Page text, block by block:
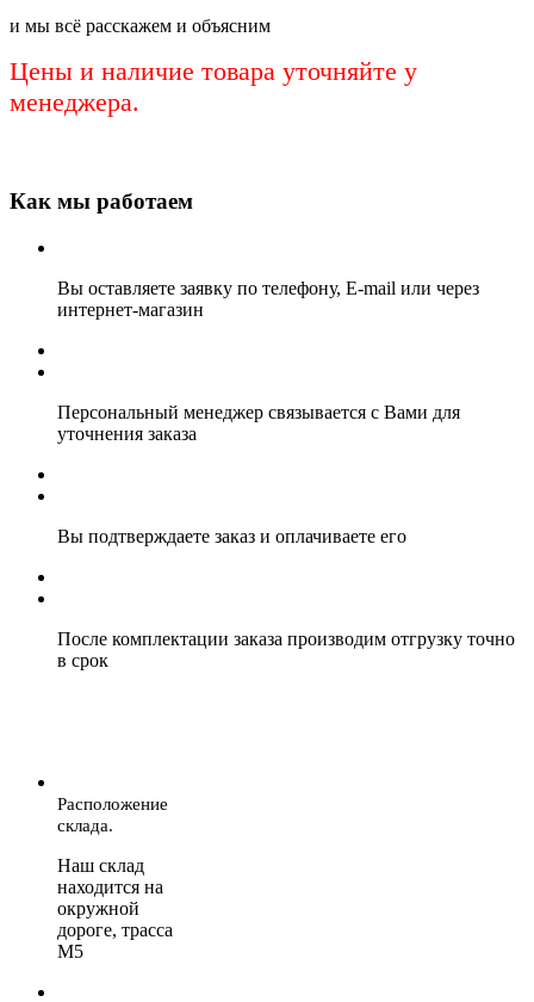
и мы всё расскажем и объясним
Цены и наличие товара уточняйте у
менеджера.
Как мы работаем
Вы оставляете заявку по телефону, E-mail или через
интернет-магазин
Персональный менеджер связывается с Вами для
уточнения заказа
Вы подтверждаете заказ и оплачиваете его
После комплектации заказа производим отгрузку точно
в срок
Расположение
склада.
Наш склад
находится на
окружной
дороге, трасса
М5